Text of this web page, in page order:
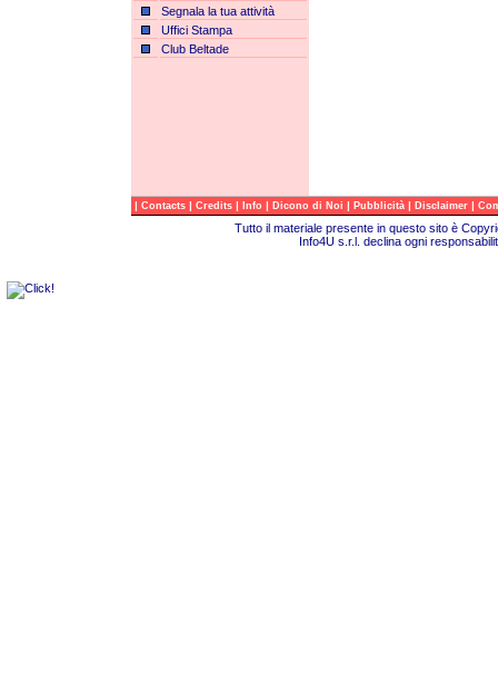
Segnala la tua attività
Uffici Stampa
Club Beltade
| Contacts | Credits | Info | Dicono di Noi | Pubblicità | Disclaimer |
Tutto il materiale presente in questo sito è
Info4U s.r.l. declina ogni